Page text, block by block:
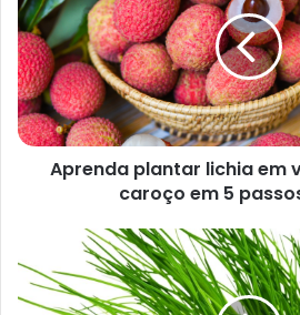
ideias de receitas para fazer com
Aprenda plantar lichia em
caroço em 5